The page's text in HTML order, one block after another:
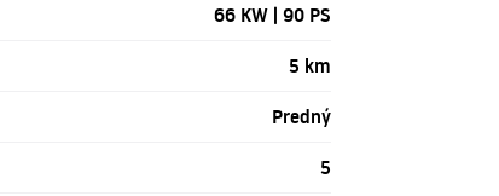
66 KW | 90 PS
5 km
Predný
5